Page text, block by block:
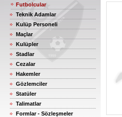
Futbolcular
Teknik Adamlar
Kulüp Personeli
Maçlar
Kulüpler
Stadlar
Cezalar
Hakemler
Gözlemciler
Statüler
Talimatlar
Formlar - Sözleşmeler